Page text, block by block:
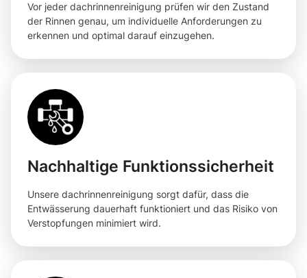
Vor jeder dachrinnenreinigung prüfen wir den Zustand
der Rinnen genau, um individuelle Anforderungen zu
erkennen und optimal darauf einzugehen.
Nachhaltige Funktionssicherheit
Unsere dachrinnenreinigung sorgt dafür, dass die
Entwässerung dauerhaft funktioniert und das Risiko von
Verstopfungen minimiert wird.